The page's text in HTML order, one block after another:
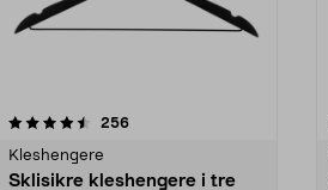
256anmeldelser
Kleshengere
Sklisikre kleshengere i tre
4.5av 5 stjerner